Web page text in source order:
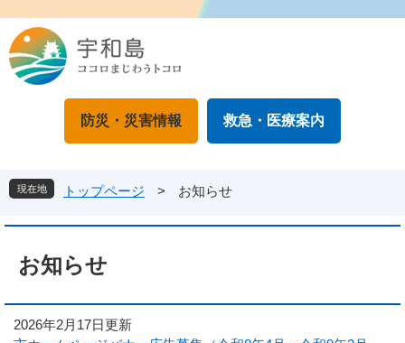
ジ
の
ュ
ー
本
文
防災・災害情報 救急・医療案内
現在地 トップページ > お知らせ
お知らせ
2026年2月17日更新